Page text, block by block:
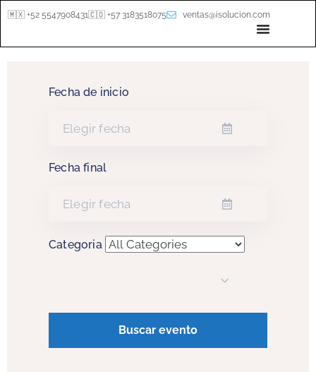
🇲🇽 +52 5547908431🇨🇴 +57 3183518075 ventas@isolucion.com
Fecha de inicio
Fecha final
Categoria